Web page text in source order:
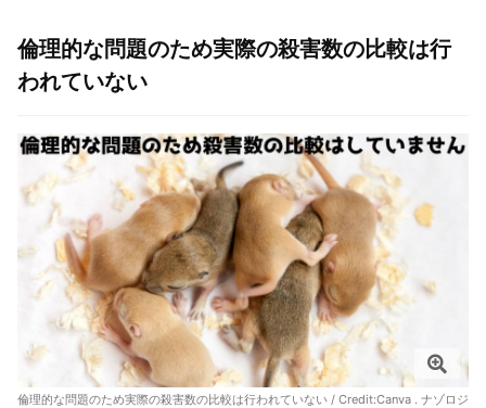
倫理的な問題のため実際の殺害数の比較は行
われていない
倫理的な問題のため実際の殺害数の比較は行われていない / Credit:Canva . ナゾロジ